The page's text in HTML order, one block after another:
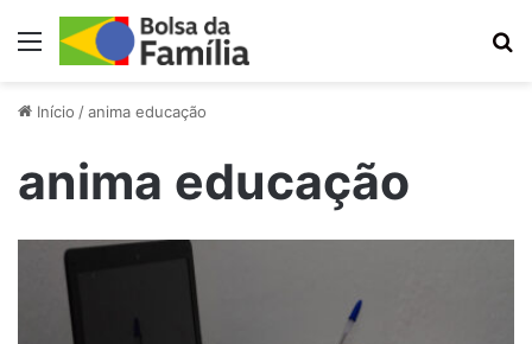
Menu
Início /anima educação
anima educação